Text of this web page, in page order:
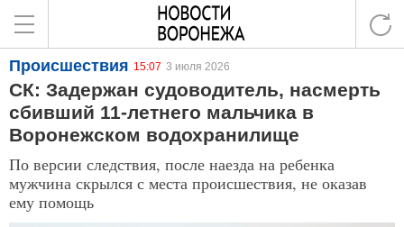
Происшествия 15:07 3 июля 2026
СК: Задержан судоводитель, насмерть
сбивший 11-летнего мальчика в
Воронежском водохранилище
По версии следствия, после наезда на ребенка
мужчина скрылся с места происшествия, не оказав
ему помощь